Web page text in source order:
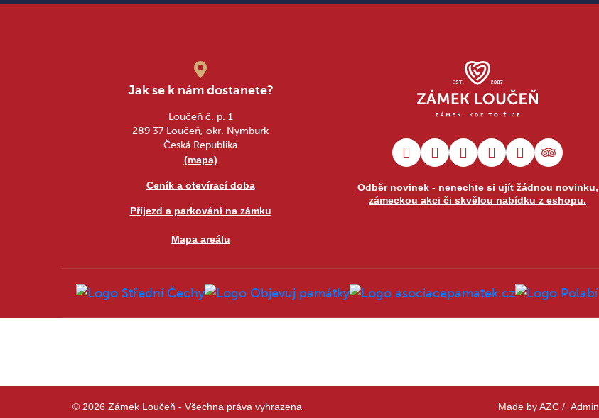
Jak se k nám dostanete?
Loučeň č. p. 1
289 37 Loučeň, okr. Nymburk
Česká Republika
(mapa)
Ceník a otevírací doba
Příjezd a parkování na zámku
Mapa areálu
Odběr novinek - nenechte si ujít žádnou novinku,
zámeckou akci či skvělou nabídku z eshopu.
© 2026 Zámek Loučeň - Všechna práva vyhrazena Made byAZC / Admin